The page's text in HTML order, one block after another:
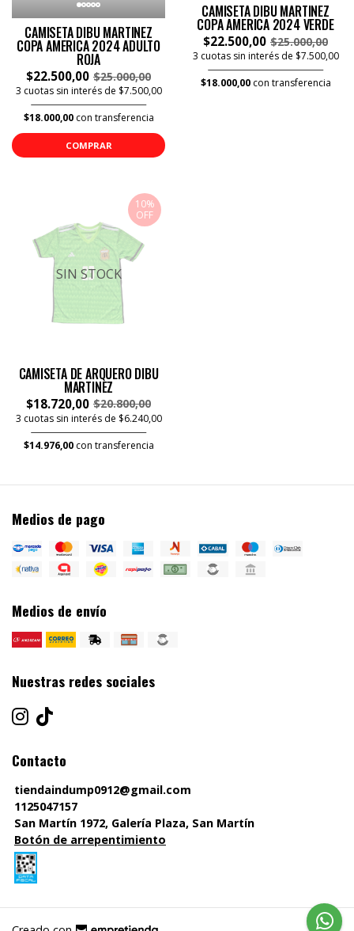
CAMISETA DIBU MARTINEZ
COPA AMERICA 2024 ADULTO
ROJA
$22.500,00 $25.000,00
3 cuotas sin interés de $7.500,00
$18.000,00con transferencia
COMPRAR
CAMISETA DIBU MARTINEZ
COPA AMERICA 2024 VERDE
$22.500,00 $25.000,00
3 cuotas sin interés de $7.500,00
$18.000,00con transferencia
10%
OFF
SIN STOCK
CAMISETA DE ARQUERO DIBU
MARTINEZ
$18.720,00 $20.800,00
3 cuotas sin interés de $6.240,00
$14.976,00con transferencia
Medios de pago
Medios de envío
Nuestras redes sociales
Contacto
tiendaindump0912@gmail.com
1125047157
San Martín 1972, Galería Plaza, San Martín
Botón de arrepentimiento